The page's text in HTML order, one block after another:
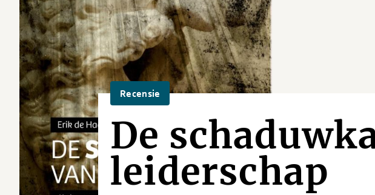
Recensie
De
leiderschap